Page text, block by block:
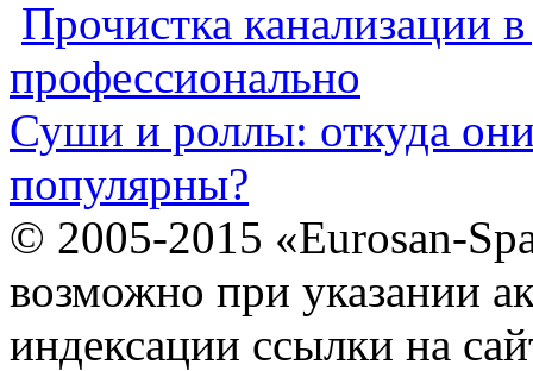
Прочистка канализации
профессионально
Суши и роллы: откуда
популярны?
© 2005-2015 «Eurosan-
возможно при указании
индексации ссылки на